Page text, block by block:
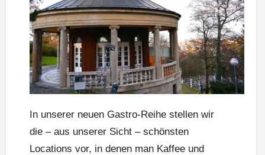
In unserer neuen Gastro-Reihe stellen wir
die – aus unserer Sicht – schönsten
Locations vor, in denen man Kaffee und